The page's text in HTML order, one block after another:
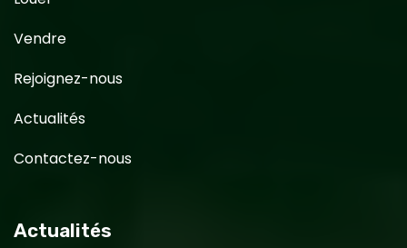
Vendre
Rejoignez-nous
Actualités
Contactez-nous
Actualités